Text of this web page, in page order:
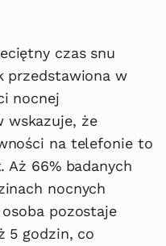
czas snu
przedstawiona w
nocnej
wskazuje, że
na telefonie to
Aż 66% badanych
nocnych
pozostaje
5 godzin, co